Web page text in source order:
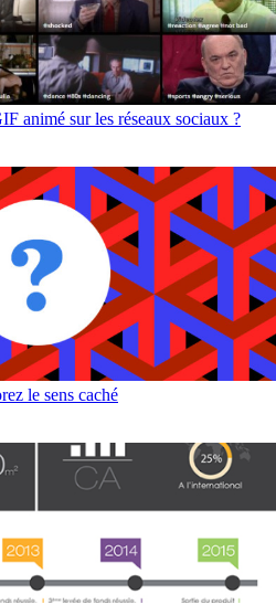
animé sur les réseaux sociaux ?
le sens caché